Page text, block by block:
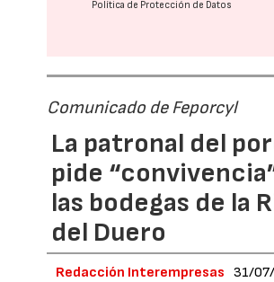
Política de Protección de Datos
Comunicado de Feporcyl
La patronal del
pide
las bodegas de la
del Duero
Redacción Interempresas 31/